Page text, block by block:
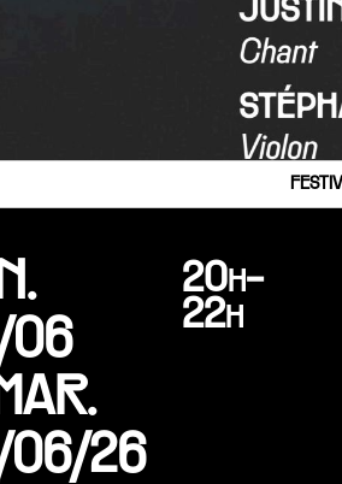
06
06/26
20h-
22h